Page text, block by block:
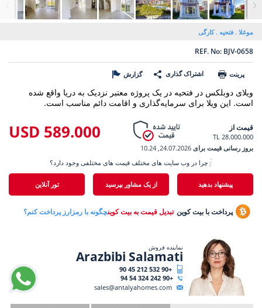
موغلا فتحیه کارگی
REF. No: BJV-0658
پرینت اشتراک گذاری گزارش
ویلای دوبلکس در فتحیه در یک پروژه معتبر نزدیک به دریا واقع شده
است. این ویلا برای سرمایه‌گذاری و اقامت دائم مناسب است.
قیمت از
28.000.000 TL
589.000 USD
بروز رسانی قیمت برای 24.07.2026, 10.24
پیشنهاد بدهید از یک مشاور بپرسید تور آنلاین
چرا در وب سایت های مختلف قیمت های مختلفی وجود دارد؟
پرداخت با بیت کوین تبدیل قیمت به بیت کوینچگونه با رمزارز پرداخت کنم؟
نماینده فروش
Arazbibi Salamati
+90 532 212 45 90
+90 242 324 54 94
sales@antalyahomes.com